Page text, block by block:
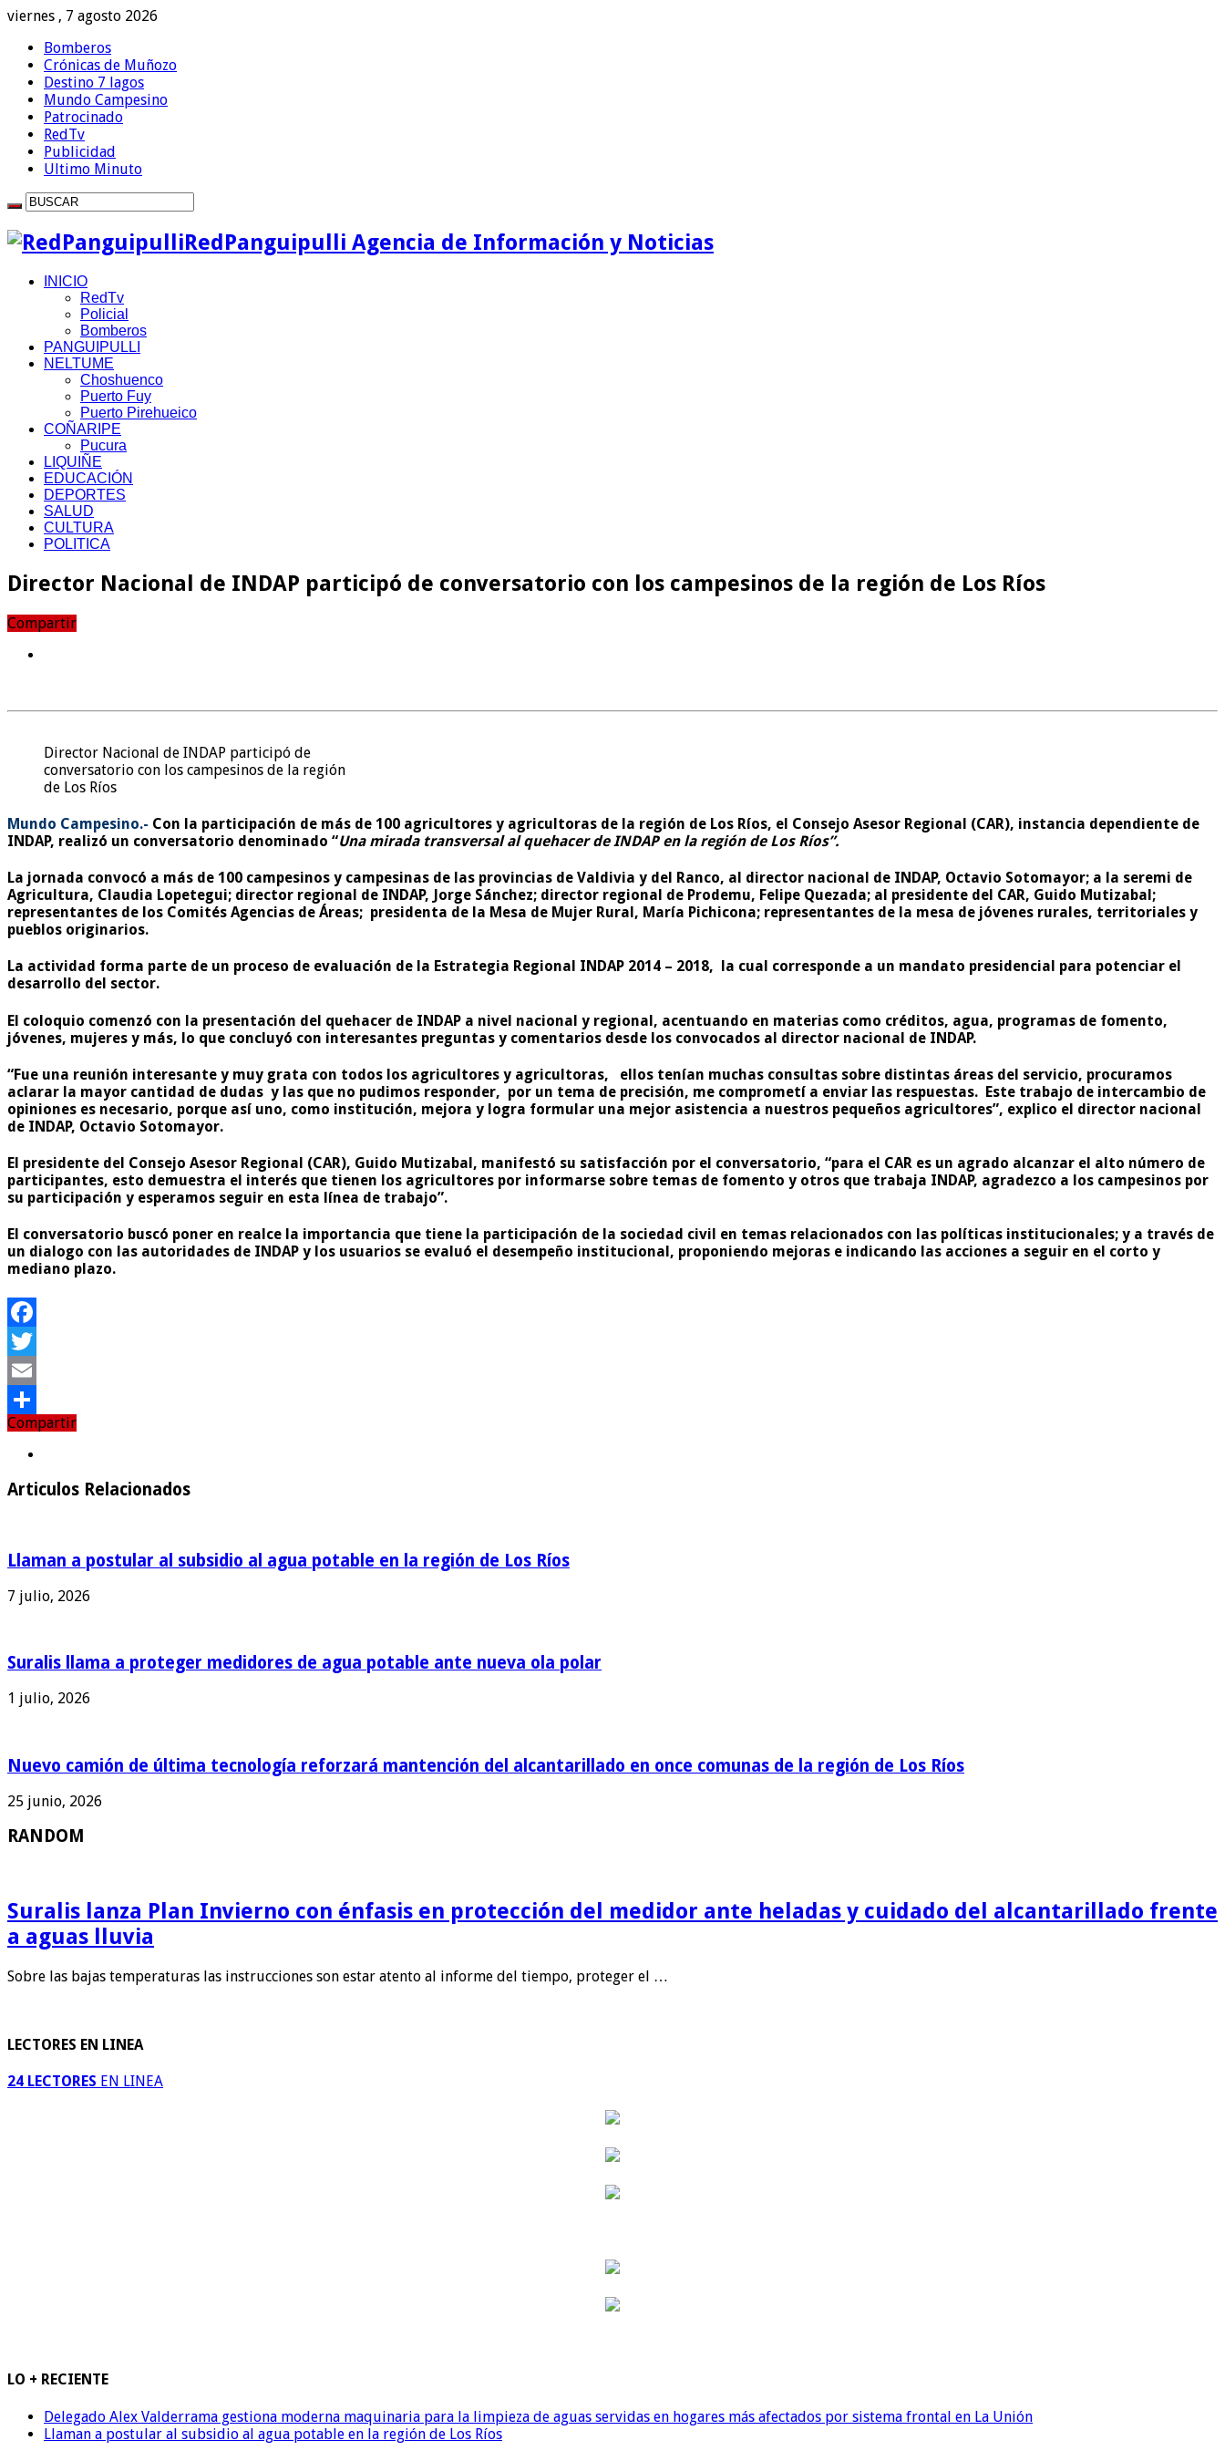
viernes , 7 agosto 2026
Bomberos
Crónicas de Muñozo
Destino 7 lagos
Mundo Campesino
Patrocinado
RedTv
Publicidad
Ultimo Minuto
RedPanguipulli Agencia de Información y Noticias
INICIO
RedTv
Policial
Bomberos
PANGUIPULLI
NELTUME
Choshuenco
Puerto Fuy
Puerto Pirehueico
COÑARIPE
Pucura
LIQUIÑE
EDUCACIÓN
DEPORTES
SALUD
CULTURA
POLITICA
Director Nacional de INDAP participó de conversatorio con los campesinos de la región de Los Ríos
Compartir
Director Nacional de INDAP participó de
conversatorio con los campesinos de la región
de Los Ríos
Mundo Campesino.- Con la participación de más de 100 agricultores y agricultoras de la región de Los Ríos, el Consejo Asesor Regional (CAR), instancia dependiente de
INDAP, realizó un conversatorio denominado “Una mirada transversal al quehacer de INDAP en la región de Los Ríos”.
La jornada convocó a más de 100 campesinos y campesinas de las provincias de Valdivia y del Ranco, al director nacional de INDAP, Octavio Sotomayor; a la seremi de
Agricultura, Claudia Lopetegui; director regional de INDAP, Jorge Sánchez; director regional de Prodemu, Felipe Quezada; al presidente del CAR, Guido Mutizabal;
representantes de los Comités Agencias de Áreas; presidenta de la Mesa de Mujer Rural, María Pichicona; representantes de la mesa de jóvenes rurales, territoriales y
pueblos originarios.
La actividad forma parte de un proceso de evaluación de la Estrategia Regional INDAP 2014 – 2018, la cual corresponde a un mandato presidencial para potenciar el
desarrollo del sector.
El coloquio comenzó con la presentación del quehacer de INDAP a nivel nacional y regional, acentuando en materias como créditos, agua, programas de fomento,
jóvenes, mujeres y más, lo que concluyó con interesantes preguntas y comentarios desde los convocados al director nacional de INDAP.
“Fue una reunión interesante y muy grata con todos los agricultores y agricultoras, ellos tenían muchas consultas sobre distintas áreas del servicio, procuramos
aclarar la mayor cantidad de dudas y las que no pudimos responder, por un tema de precisión, me comprometí a enviar las respuestas. Este trabajo de intercambio de
opiniones es necesario, porque así uno, como institución, mejora y logra formular una mejor asistencia a nuestros pequeños agricultores”, explico el director nacional
de INDAP, Octavio Sotomayor.
El presidente del Consejo Asesor Regional (CAR), Guido Mutizabal , manifestó su satisfacción por el conversatorio, “para el CAR es un agrado alcanzar el alto número de
participantes, esto demuestra el interés que tienen los agricultores por informarse sobre temas de fomento y otros que trabaja INDAP, agradezco a los campesinos por
su participación y esperamos seguir en esta línea de trabajo”.
El conversatorio buscó poner en realce la importancia que tiene la participación de la sociedad civil en temas relacionados con las políticas institucionales; y a través de
un dialogo con las autoridades de INDAP y los usuarios se evaluó el desempeño institucional, proponiendo mejoras e indicando las acciones a seguir en el corto y
mediano plazo.
Facebook
Twitter
Email
Compartir
Compartir
Articulos Relacionados
Llaman a postular al subsidio al agua potable en la región de Los Ríos
7 julio, 2026
Suralis llama a proteger medidores de agua potable ante nueva ola polar
1 julio, 2026
Nuevo camión de última tecnología reforzará mantención del alcantarillado en once comunas de la región de Los Ríos
25 junio, 2026
RANDOM
Suralis lanza Plan Invierno con énfasis en protección del medidor ante heladas y cuidado del alcantarillado frente
a aguas lluvia
Sobre las bajas temperaturas las instrucciones son estar atento al informe del tiempo, proteger el …
LECTORES EN LINEA
24 LECTORES EN LINEA
LO + RECIENTE
Delegado Alex Valderrama gestiona moderna maquinaria para la limpieza de aguas servidas en hogares más afectados por sistema frontal en La Unión
Llaman a postular al subsidio al agua potable en la región de Los Ríos